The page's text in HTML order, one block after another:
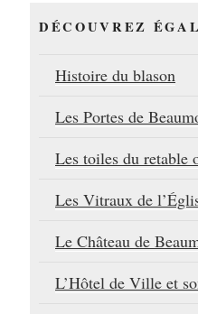
DÉCOUVREZ
Histoire du blason
Les Portes de
Les toiles du retable
Les Vitraux de
Le Château de
L’Hôtel de Ville et